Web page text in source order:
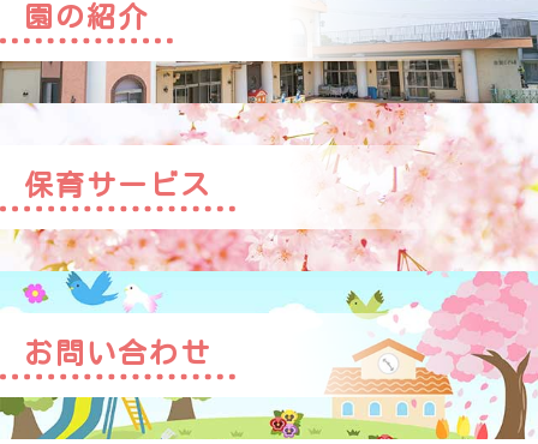
園の紹介
保育サービス
お問い合わせ